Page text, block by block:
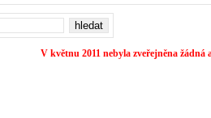
V květnu 2011 nebyla zveřejněna žádná